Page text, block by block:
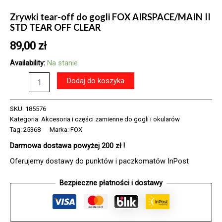
Zrywki tear-off do gogli FOX AIRSPACE/MAIN II
STD TEAR OFF CLEAR
89,00 zł
Availability: Na stanie
off
do
gogli
AIRSPACE/MAIN
II
STD
OFF
Dodaj do koszyka
SKU: 185576
Kategoria: Akcesoria i części zamienne do gogli i okularów
Tag: 25368 Marka: FOX
Darmowa dostawa powyżej 200 zł !
Oferujemy dostawy do punktów i paczkomatów InPost
Bezpieczne płatności i dostawy